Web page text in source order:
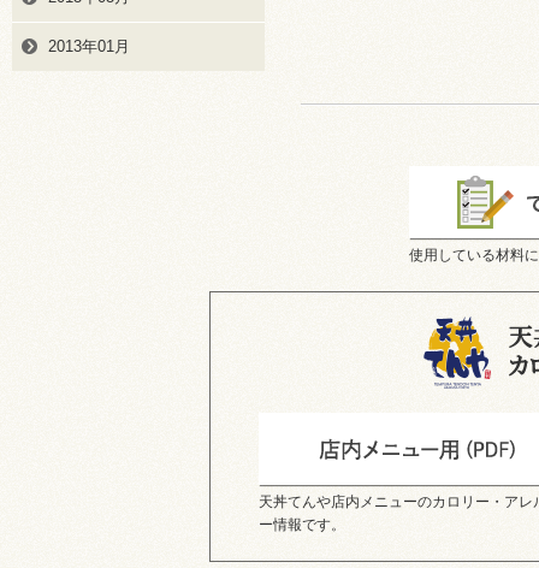
2013年01月
使用している材料
天丼てんや店内メニューのカロリー・アレ
ー情報です。